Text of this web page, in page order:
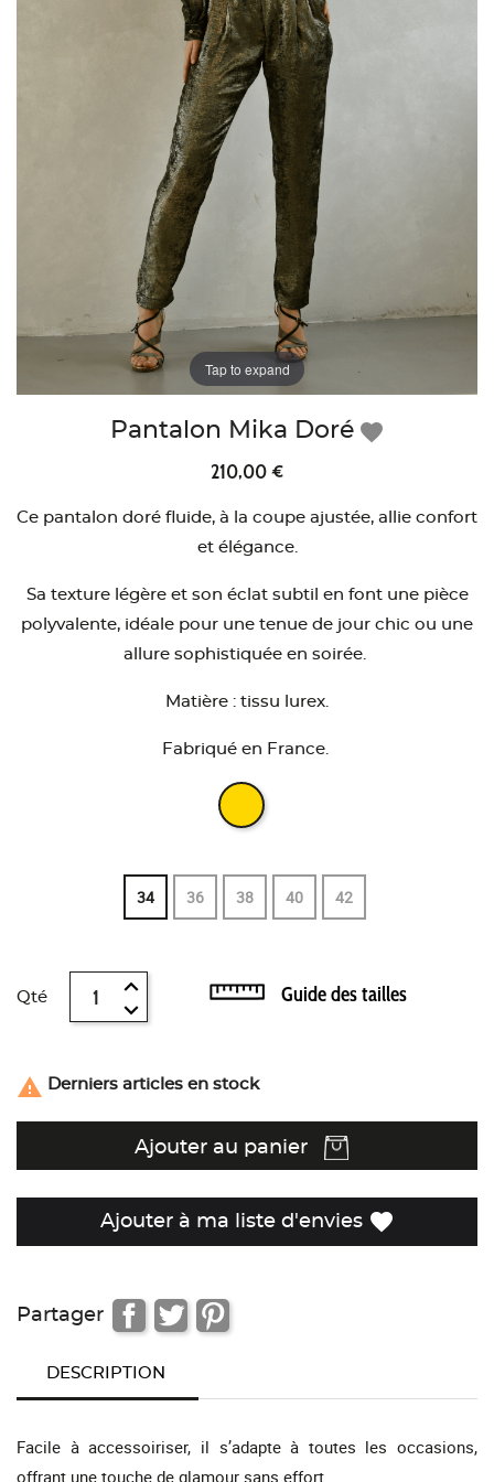
Tap to expand
Pantalon Mika Doré favorite
210,00 €
Ce pantalon doré fluide, à la coupe ajustée, allie confort
et élégance.
Sa texture légère et son éclat subtil en font une pièce
polyvalente, idéale pour une tenue de jour chic ou une
allure sophistiquée en soirée.
Matière : tissu lurex.
Fabriqué en France.
34 36 38 40 42
Qté Guide des tailles
 Derniers articles en stock
Ajouter au panier
Ajouter à ma liste d'envies favorite
Partager
DESCRIPTION
Facile à accessoiriser, il s’adapte à toutes les occasions,
offrant une touche de glamour sans effort.